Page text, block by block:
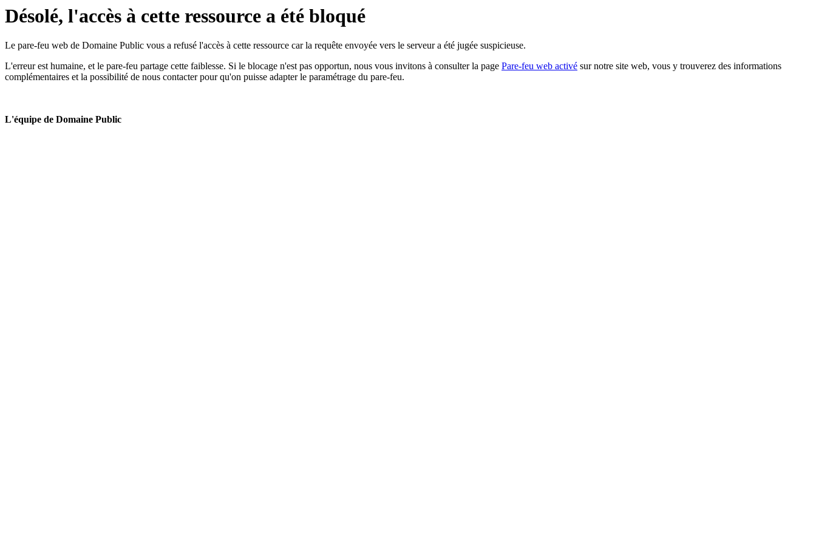
Désolé, l'accès à cette ressource a été bloqué
Le pare-feu web de Domaine Public vous a refusé l'accès à cette ressource car la requête envoyée vers le serveur a été jugée suspicieuse.
L'erreur est humaine, et le pare-feu partage cette faiblesse. Si le blocage n'est pas opportun, nous vous invitons à consulter la page Pare-feu web activé sur notre site web, vous y trouverez des informations
complémentaires et la possibilité de nous contacter pour qu'on puisse adapter le paramétrage du pare-feu.
L'équipe de Domaine Public